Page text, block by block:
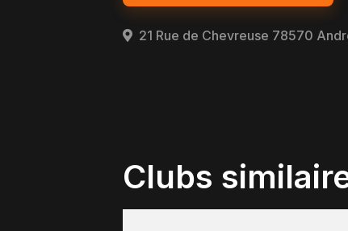
21 Rue de Chevreuse 78570
Clubs